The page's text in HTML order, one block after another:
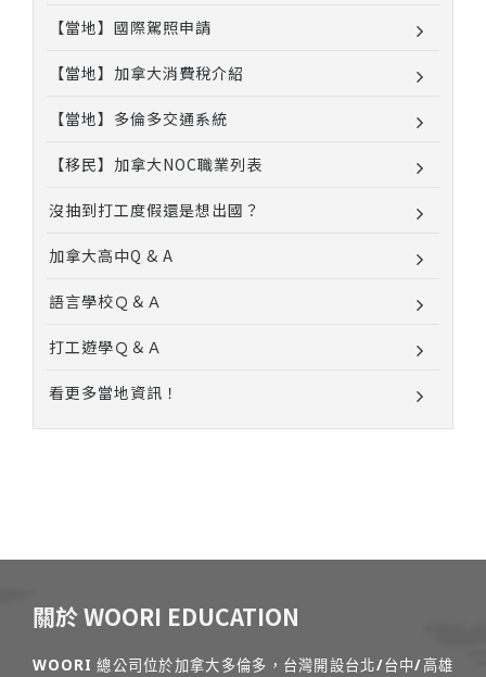
【當地】國際駕照申請
【當地】加拿大消費稅介紹
【當地】多倫多交通系統
【移民】加拿大NOC職業列表
沒抽到打工度假還是想出國？
加拿大高中Q & A
語言學校Ｑ＆Ａ
打工遊學Ｑ＆Ａ
看更多當地資訊！
關於 WOORI EDUCATION
WOORI 總公司位於加拿大多倫多，台灣開設台北/台中/高雄